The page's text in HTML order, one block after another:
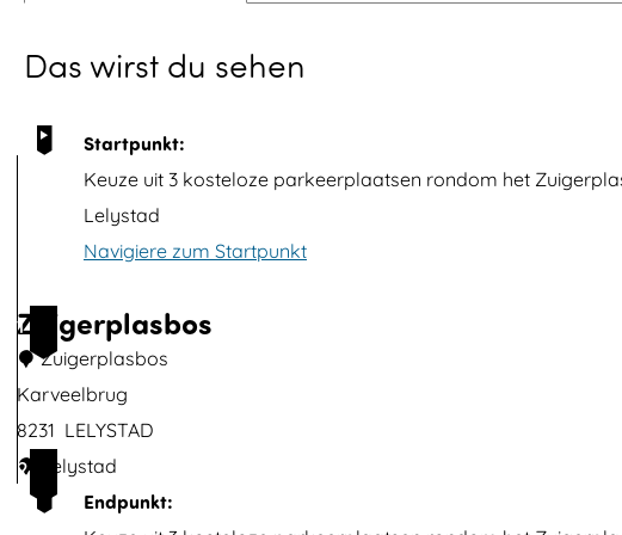
m
ö
f
f
n
e
n
Das wirst du sehen
Startpunkt:
Keuze uit 3 kosteloze parkeerplaatsen rondom het
Lelystad
Navigiere zum Startpunkt
1
Zuigerplasbos
Zuigerplasbos
Karveelbrug
8231 LELYSTAD
Z
2 Lelystad
Endpunkt: